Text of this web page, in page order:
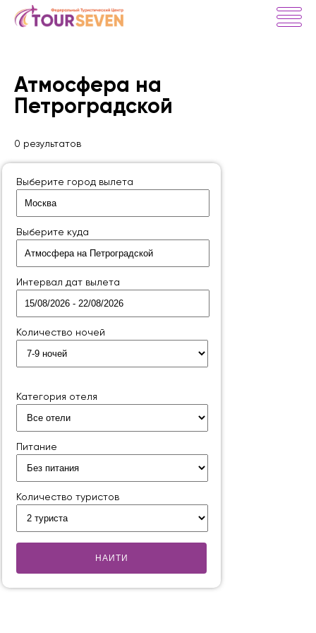
Атмосфера на
Петроградской
0 результатов
Выберите город вылета
Выберите куда
Интервал дат вылета
Количество ночей
Категория отеля
Питание
Количество туристов
НАИТИ